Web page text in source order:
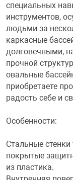
специальных
инструментов,
людьми за
каркасные
долговечными,
прочной
овальные
приобретаете
радость себе и
Особенности:
Стальные
покрытые
из пластика.